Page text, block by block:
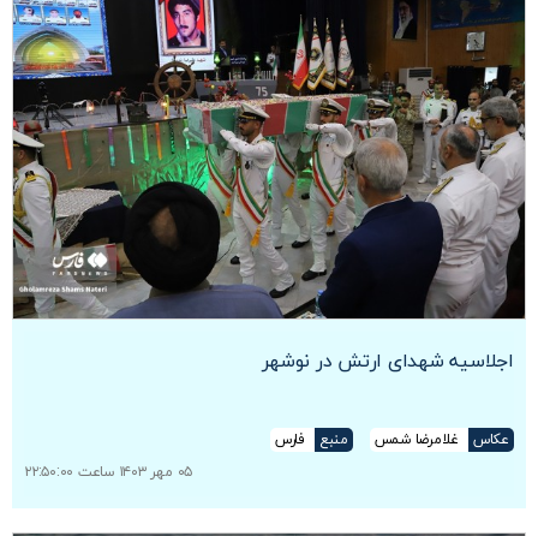
اجلاسیه شهدای ارتش در نوشهر
عکاس غلامرضا شمس منبع
فارس
۰۵ مهر ۱۴۰۳ ساعت ۲۲:۵۰:۰۰